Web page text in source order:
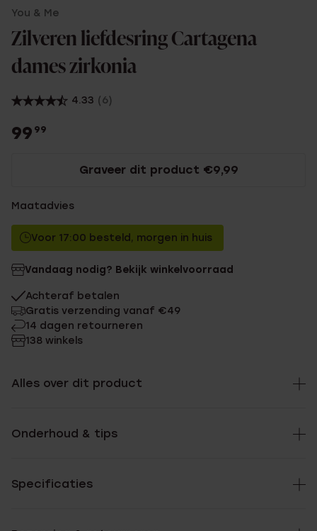
You & Me
Zilveren liefdesring Cartagena
dames zirkonia
4.33 (6)
99 99
Graveer dit product €9,99
Maatadvies
Voor 17:00 besteld, morgen in huis
Vandaag nodig? Bekijk winkelvoorraad
Achteraf betalen
Gratis verzending vanaf €49
14 dagen retourneren
138 winkels
Alles over dit product
Onderhoud & tips
Specificaties